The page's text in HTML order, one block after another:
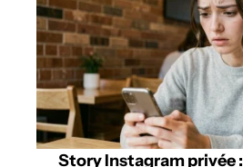
Story Instagram privée